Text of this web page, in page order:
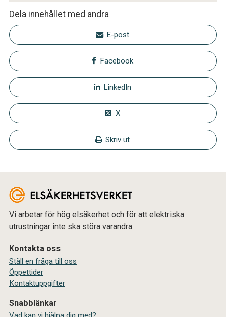
Dela innehållet med andra
E-post
Facebook
LinkedIn
X
Skriv ut
Vi arbetar för hög elsäkerhet och för att elektriska
utrustningar inte ska störa varandra.
Kontakta oss
Ställ en fråga till oss
Öppettider
Kontaktuppgifter
Snabblänkar